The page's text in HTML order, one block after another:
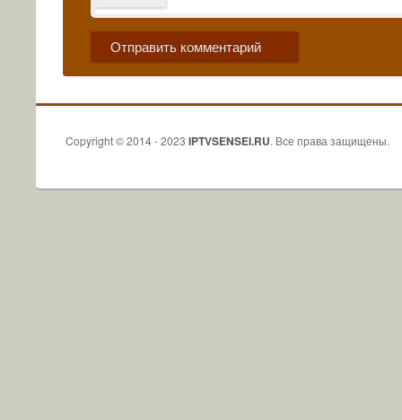
Copyright © 2014 - 2023 IPTVSENSEI.RU. Все права защищены.